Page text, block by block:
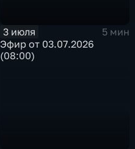
3 июля
5 мин
Эфир от 03.07.2026
(08:00)